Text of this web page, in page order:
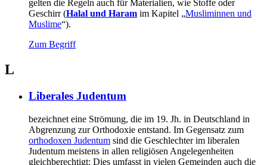
gelten die Regeln auch für Materialien, wie Stoffe oder
Geschirr (Halal und Haram im Kapitel „Musliminnen und
Muslime“).
Zum Begriff
L
Liberales Judentum
bezeichnet eine Strömung, die im 19. Jh. in Deutschland in
Abgrenzung zur Orthodoxie entstand. Im Gegensatz zum
orthodoxen Judentum sind die Geschlechter im liberalen
Judentum meistens in allen religiösen Angelegenheiten
gleichberechtigt: Dies umfasst in vielen Gemeinden auch die